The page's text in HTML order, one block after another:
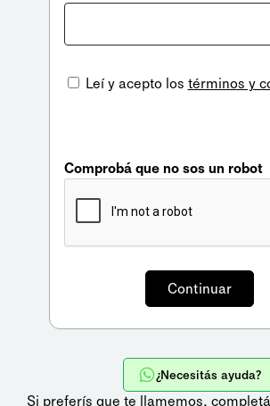
Leí y acepto los términos y
Comprobá que no sos un robot
¿Necesitás ayuda?
Si preferís que te llamemos,